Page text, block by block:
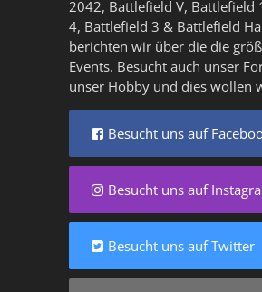
2042, Battlefield V, Battlefield
4, Battlefield 3 & Battlefield
berichten wir über die die
Events. Besucht auch unser
unser Hobby und dies wollen
Besucht uns auf
Besucht uns auf
Besucht uns auf Twitter